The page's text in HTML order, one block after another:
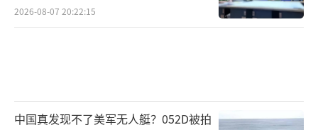
2026-08-07 20:22:15
中国真发现不了美军无人艇？052D被拍